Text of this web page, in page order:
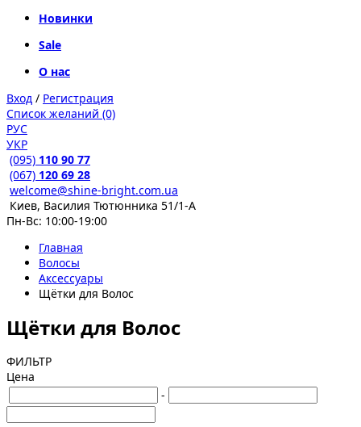
Новинки
Sale
О нас
Вход / Регистрация
Список желаний (0)
РУС
УКР
(095) 110 90 77
(067) 120 69 28
welcome@shine-bright.com.ua
Киев, Василия Тютюнника 51/1-А
Пн-Вс: 10:00-19:00
Главная
Волосы
Аксессуары
Щётки для Волос
Щётки для Волос
ФИЛЬТР
Цена
-